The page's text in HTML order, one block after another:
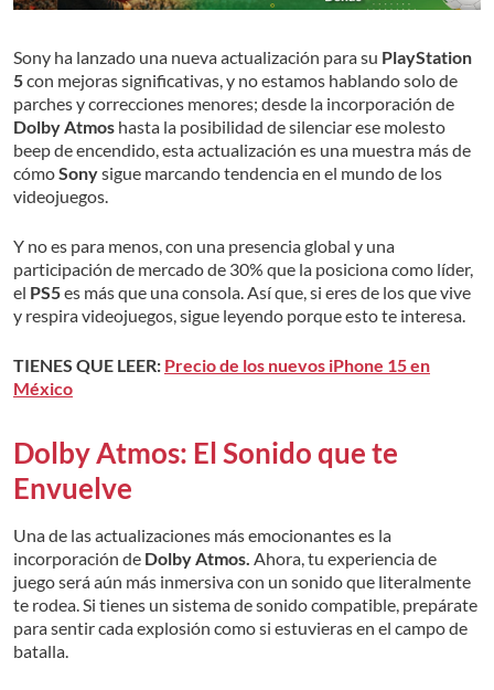
Sony ha lanzado una nueva actualización para su PlayStation
5con mejoras significativas, y no estamos hablando solo de
parches y correcciones menores; desde la incorporación de
Dolby Atmos hasta la posibilidad de silenciar ese molesto
beep de encendido, esta actualización es una muestra más de
cómoSonysigue marcando tendencia en el mundo de los
videojuegos.
Y no es para menos, con una presencia global y una
participación de mercado de 30% que la posiciona como líder,
el PS5es más que una consola. Así que, si eres de los que vive
y respira videojuegos, sigue leyendo porque esto te interesa.
TIENES QUE LEER: Precio de los nuevos iPhone 15 en
México
Dolby Atmos: El Sonido que te
Envuelve
Una de las actualizaciones más emocionantes es la
incorporación de Dolby Atmos. Ahora, tu experiencia de
juego será aún más inmersiva con un sonido que literalmente
te rodea. Si tienes un sistema de sonido compatible, prepárate
para sentir cada explosión como si estuvieras en el campo de
batalla.